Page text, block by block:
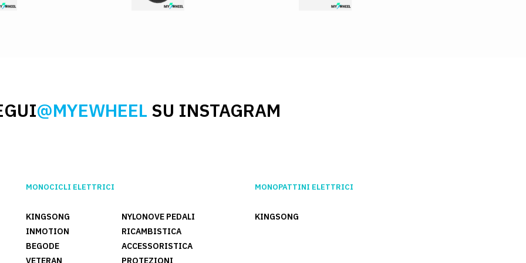
@MYEWHEEL SU INSTAGRAM
MONOCICLI ELETTRICI
KINGSONG
INMOTION
BEGODE
VETERAN
NYLONOVE PEDALI
RICAMBISTICA
ACCESSORISTICA
PROTEZIONI
MONOPATTINI ELETTRICI
KINGSONG